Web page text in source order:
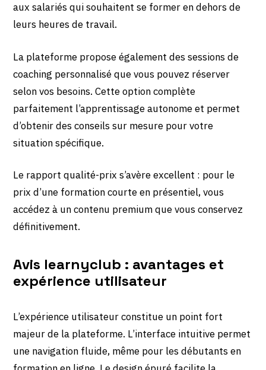
aux salariés qui souhaitent se former en dehors de
leurs heures de travail.
La plateforme propose également des sessions de
coaching personnalisé que vous pouvez réserver
selon vos besoins. Cette option complète
parfaitement l’apprentissage autonome et permet
d’obtenir des conseils sur mesure pour votre
situation spécifique.
Le rapport qualité-prix s’avère excellent : pour le
prix d’une formation courte en présentiel, vous
accédez à un contenu premium que vous conservez
définitivement.
Avis learnyclub : avantages et
expérience utilisateur
L’expérience utilisateur constitue un point fort
majeur de la plateforme. L’interface intuitive permet
une navigation fluide, même pour les débutants en